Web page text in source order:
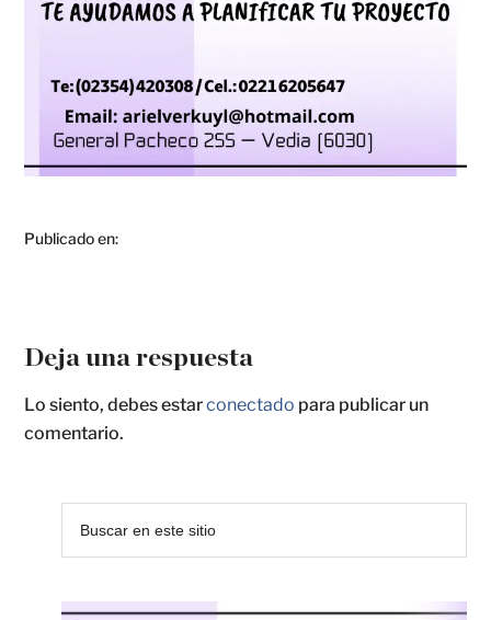
Publicado en:
Deja una respuesta
Lo siento, debes estarconectado para publicar un
comentario.